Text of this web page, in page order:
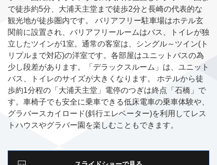
で徒歩約5分、大浦天主堂まで徒歩2分と長崎の代表的な
観光地が徒歩圏内です。 バリアフリー駐車場はホテル玄
関前に設置され、バリアフリールームはバス、トイレが独
立したツインが1室。通常の客室は、シングル～ツイン(ト
リプルまで対応)の洋室です。各部屋はユニットバスの為
少し段差があります。「デラックスルーム」は、ユニット
バス、トイレのサイズが大きくなります。 ホテルから徒
歩約1分程の「大浦天主堂」電停のつぎは終点「石橋」で
す。車椅子でも安全に乗車できる低床電車の乗車体験や、
グラバースカイロード(斜行エレベーター)を利用してレス
トハウスやグラバー園を楽しむこともできます。